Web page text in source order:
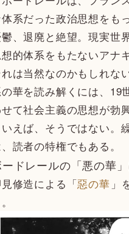
系だった政治思想をも
、退廃と絶望。現実世
的体系をもたないアナ
は当然なのかもしれな
華を読み解くには、19
て社会主義の思想が勃
いえば、そうではない。
読者の特権でもある。
ードレールの「悪の華
修造による「惡の華 」